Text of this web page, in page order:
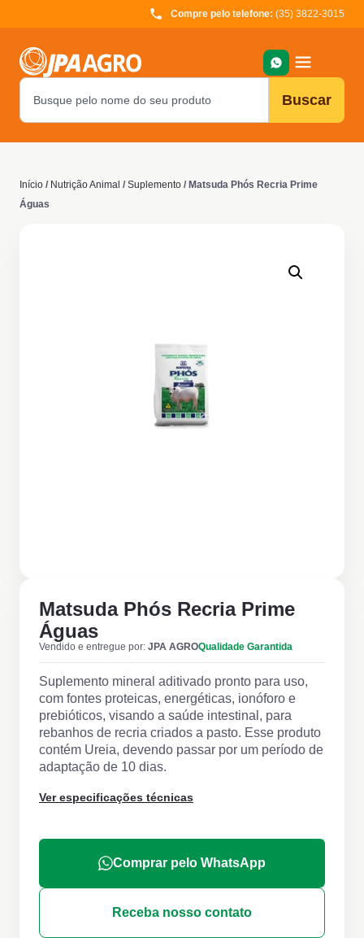
Compre pelo telefone: (35) 3822-3015
Buscar
Início / Nutrição Animal / Suplemento / Matsuda Phós Recria Prime
Águas
Matsuda Phós Recria Prime
Águas
Vendido e entregue por: JPA AGROQualidade Garantida
Suplemento mineral aditivado pronto para uso,
com fontes proteicas, energéticas, ionóforo e
prebióticos, visando a saúde intestinal, para
rebanhos de recria criados a pasto. Esse produto
contém Ureia, devendo passar por um período de
adaptação de 10 dias.
Ver especificações técnicas
Comprar pelo WhatsApp
Receba nosso contato